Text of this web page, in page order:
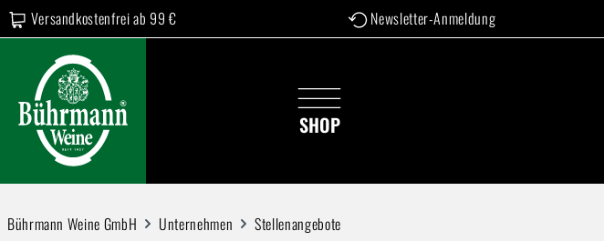
Hauptinhalt springen
Zur Suche springen
Zur Hauptnavigation springen
Versandkostenfrei ab 99 € Newsletter-Anmeldung
SHOP
Bührmann Weine GmbH Unternehmen Stellenangebote